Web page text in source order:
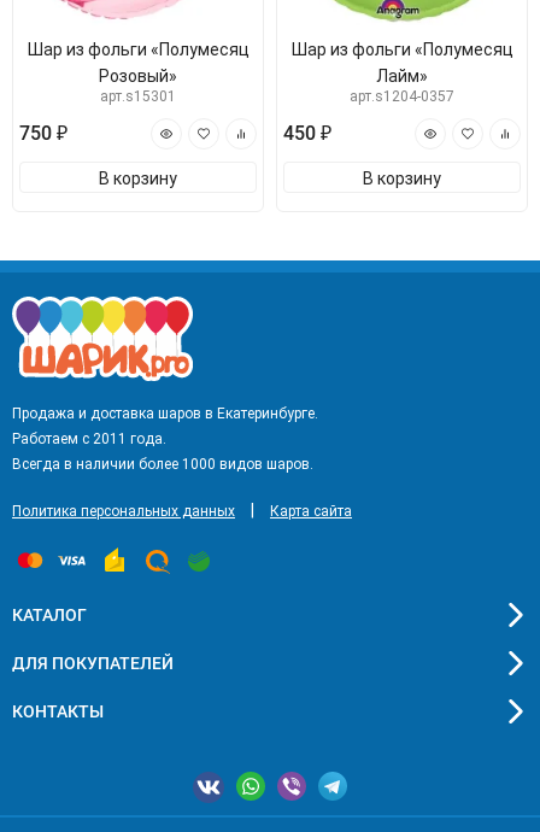
Шар из фольги «Полумесяц
Розовый»
арт.s15301
750 ₽
В корзину
Шар из фольги «Полумесяц
Лайм»
арт.s1204-0357
450 ₽
В корзину
Продажа и доставка шаров в Екатеринбурге.
Работаем с 2011 года.
Всегда в наличии более 1000 видов шаров.
Политика персональных данных Карта сайта
КАТАЛОГ
ДЛЯ ПОКУПАТЕЛЕЙ
КОНТАКТЫ